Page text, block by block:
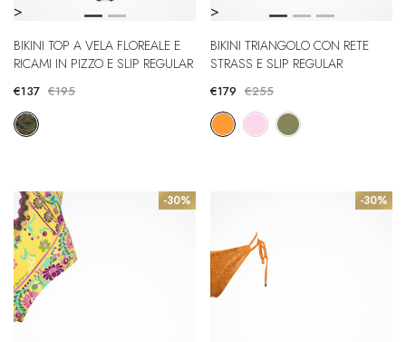
>
BIKINI TOP A VELA FLOREALE E
RICAMI IN PIZZO E SLIP REGULAR
€137 €195
>
BIKINI TRIANGOLO CON RETE
STRASS E SLIP REGULAR
€179 €255
-30% -30%